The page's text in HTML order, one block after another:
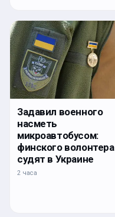
Задавил военного
насметь
микроавтобусом:
финского волонтера
судят в Украине
2 часа